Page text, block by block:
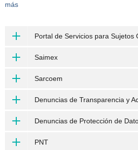
más
Portal de Servicios para Sujetos
Saimex
Sarcoem
Denuncias de Transparencia y
Denuncias de Protección de
PNT